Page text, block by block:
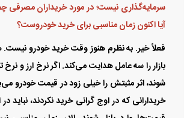
سرمایه‌گذاری نیست؛ در مورد خریداران مصرفی
آیا اکنون زمان مناسبی برای خرید خودروست؟
فعلاً خیر. به نظرم هنوز وقت خرید خودرو نیست.
بازار را سه عامل هدایت می‌کند. اگر نرخ ارز و نرخ
شوند، اثر مثبتش را خیلی زود در قیمت خودرو
خریدارانی که در اوج گرانی خرید نکردند، نباید